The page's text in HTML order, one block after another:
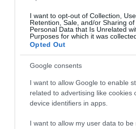
I want to opt-out of Collection, Use,
Retention, Sale, and/or Sharing of
Personal Data that Is Unrelated
Purposes for which it was
Opted Out
Google consents
I want to allow Google to enable
related to advertising like cookies
device identifiers in apps.
I want to allow my user data to be
BAKA ANDRÁST
2026. augusztus
ÚJ MAGYAR
TELJES SZAKÍTÁS